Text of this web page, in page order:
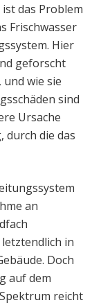
das Problem
Frischwasser
Hier
geforscht
und wie sie
sind
Ursache
durch die das
an
in
Doch
auf dem
reicht